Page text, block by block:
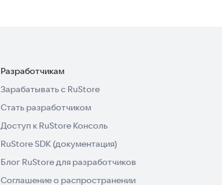
Разработчикам
Зарабатывать с RuStore
Стать разработчиком
Доступ к RuStore Консоль
RuStore SDK (документация)
Блог RuStore для разработчиков
Соглашение о распространении